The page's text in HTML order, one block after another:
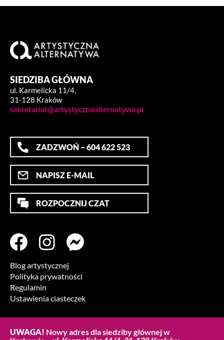
SIEDZIBA GŁÓWNA
ul. Karmelicka 11/4,
31-128 Kraków
sekretariat@artystycznaalternatywa.pl
ZADZWOŃ – 604 622 523
NAPISZ E-MAIL
ROZPOCZNIJ CZAT
Blog artystycznej
Polityka prywatności
Regulamin
Ustawienia ciasteczek
UWAGA! Nowy adres dla siedziby głównej w